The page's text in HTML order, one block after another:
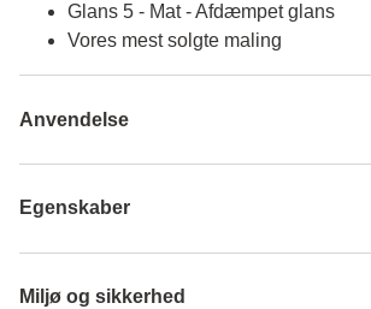
Glans 5 - Mat - Afdæmpet glans
Vores mest solgte maling
Anvendelse
Egenskaber
Miljø og sikkerhed